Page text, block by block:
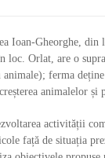
Ioan-Gheorghe,
loc. Orlat, are o
animale); ferma
animalelor și
activității
față de situația